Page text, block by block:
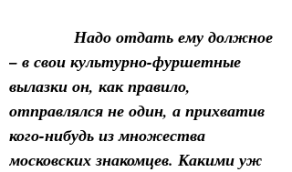
Надо отдать ему должное
– в свои культурно-фуршетные
вылазки он, как правило,
отправлялся не один, а прихватив
кого-нибудь из множества
московских знакомцев. Какими уж